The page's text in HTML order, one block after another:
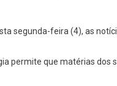
segunda-feira (4), as
permite que matérias dos